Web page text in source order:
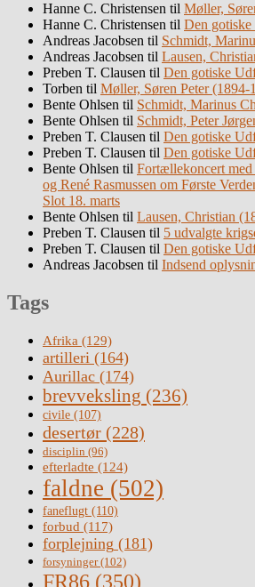
Hanne C. Christensen til Møller,
Hanne C. Christensen til Den
Andreas Jacobsen til Schmidt,
Andreas Jacobsen til Lausen,
Preben T. Clausen til Den gotiske
Torben til Møller, Søren Peter (1894-
Bente Ohlsen til Schmidt, Marinus
Bente Ohlsen til Schmidt, Peter
Preben T. Clausen til Den gotiske
Preben T. Clausen til Den gotiske
Bente Ohlsen til Fortællekoncert
og René Rasmussen om Første
Slot 18. marts
Bente Ohlsen til Lausen, Christian
Preben T. Clausen til 5 udvalgte
Preben T. Clausen til Den gotiske
Andreas Jacobsen til Indsend
Tags
Afrika (129)
artilleri (164)
Aurillac (174)
brevveksling (236)
civile (107)
desertør (228)
disciplin (96)
efterladte (124)
faldne (502)
faneflugt (110)
forbud (117)
forplejning (181)
forsyninger(102)
FR86 (350)